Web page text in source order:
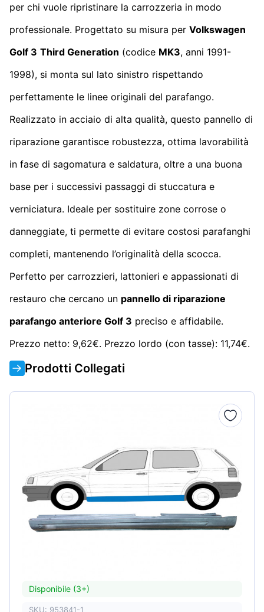
per chi vuole ripristinare la carrozzeria in modo
professionale. Progettato su misura per Volkswagen
Golf 3 Third Generation (codice MK3, anni 1991-
1998), si monta sul lato sinistro rispettando
perfettamente le linee originali del parafango.
Realizzato in acciaio di alta qualità, questo pannello di
riparazione garantisce robustezza, ottima lavorabilità
in fase di sagomatura e saldatura, oltre a una buona
base per i successivi passaggi di stuccatura e
verniciatura. Ideale per sostituire zone corrose o
danneggiate, ti permette di evitare costosi parafanghi
completi, mantenendo l’originalità della scocca.
Perfetto per carrozzieri, lattonieri e appassionati di
restauro che cercano un pannello di riparazione
parafango anteriore Golf 3 preciso e affidabile.
Prezzo netto: 9,62€. Prezzo lordo (con tasse): 11,74€.
Prodotti Collegati
Disponibile (3+)
SKU: 953841-1